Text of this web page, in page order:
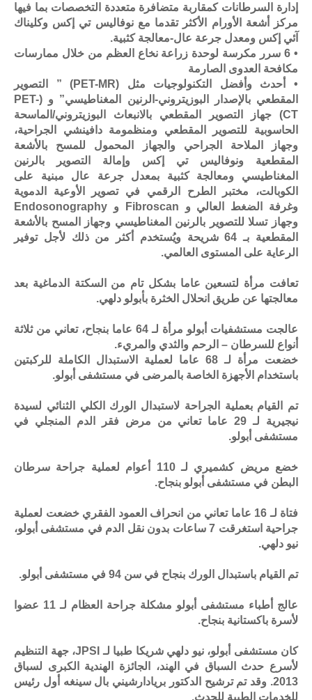
إدارة السرطانات كمقاربة متضافرة متعددة التخصصات بما فيها
مركز أشعة الأورام الأكثر تقدما مع نوفاليس تي إكس وكليناك
آئي إكس ومعدل جرعة عال-معالجة كثبية.
• 6 سرر مكرسة لوحدة زراعة نخاع العظم من خلال ممارسات
مكافحة العدوى الصارمة
• أحدث وأفضل التكنولوجيات مثل (PET-MR) ” التصوير
المقطعي بالإصدار البوزيتروني-الرنين المغناطيسي” و (PET-
CT) جهاز التصوير المقطعي بالانبعاث البوزيتروني/الماسحة
الحاسوبية للتصوير المقطعي ومنظمومة دافينشي الجراحية،
وجهاز الملاحة الجراحي والجهاز المحمول للمسح بالأشعة
المقطعية ونوفاليس تي إكس وإمالة التصوير بالرنين
المغناطيسي ومعالجة كثبية بمعدل جرعة عال مبنية على
الكوبالت، مختبر الطرح الرقمي في تصوير الأوعية الدموية
وغرفة الضغط العالي و Fibroscan و Endosonography
وجهاز تسلا للتصوير بالرنين المغناطيسي وجهاز المسح بالأشعة
المقطعية بـ 64 شريحة ويُستخدم أكثر من ذلك لأجل توفير
الرعاية على المستوى العالمي.
تعافت مرأة لتسعين عاما بشكل تام من السكتة الدماغية بعد
معالجتها عن طريق انحلال الخثرة بأبولو دلهي.
عالجت مستشفيات أبولو مرأة لـ 64 عاما بنجاح، تعاني من ثلاثة
أنواع للسرطان – الرحم والثدي والمريء.
خضعت مرأة لـ 68 عاما لعملية الاستبدال الكاملة للركبتين
باستخدام الأجهزة الخاصة بالمرضى في مستشفى أبولو.
تم القيام بعملية الجراحة لاستبدال الورك الكلي الثنائي لسيدة
نيجيرية لـ 29 عاما تعاني من مرض فقر الدم المنجلي في
مستشفى أبولو.
خضع مريض كشميري لـ 110 أعوام لعملية جراحة سرطان
البطن في مستشفى أبولو بنجاح.
فتاة لـ 16 عاما تعاني من انحراف العمود الفقري خضعت لعملية
جراحية استغرقت 7 ساعات بدون نقل الدم في مستشفى أبولو،
نيو دلهي.
تم القيام باستبدال الورك بنجاح في سن 94 في مستشفى أبولو.
عالج أطباء مستشفى أبولو مشكلة جراحة العظام لـ 11 عضوا
لأسرة باكستانية بنجاح.
كان مستشفى أبولو، نيو دلهي شريكا طبيا لـ JPSI، جهة التنظيم
لأسرع حدث السباق في الهند، الجائزة الهندية الكبرى لسباق
2013. وقد تم ترشيح الدكتور بريادارشيني بال سينغه أول رئيس
للخدمات الطبية للحدث.